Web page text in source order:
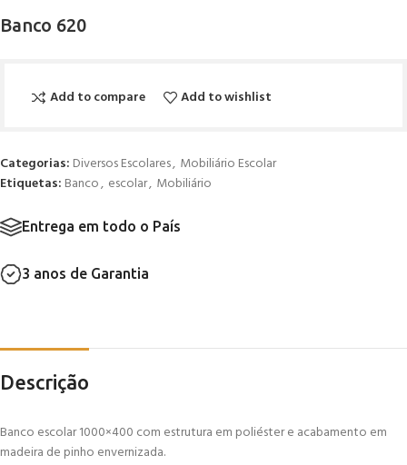
Banco 620
Add to compare Add to wishlist
Categorias: Diversos Escolares, Mobiliário Escolar
Etiquetas: Banco, escolar, Mobiliário
Entrega em todo o País
3 anos de Garantia
Descrição
Banco escolar 1000×400 com estrutura em poliéster e acabamento em
madeira de pinho envernizada.